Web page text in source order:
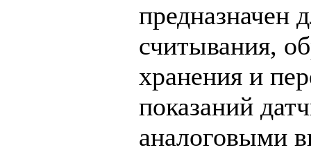
предназначен
считывания,
хранения и
показаний
аналоговыми